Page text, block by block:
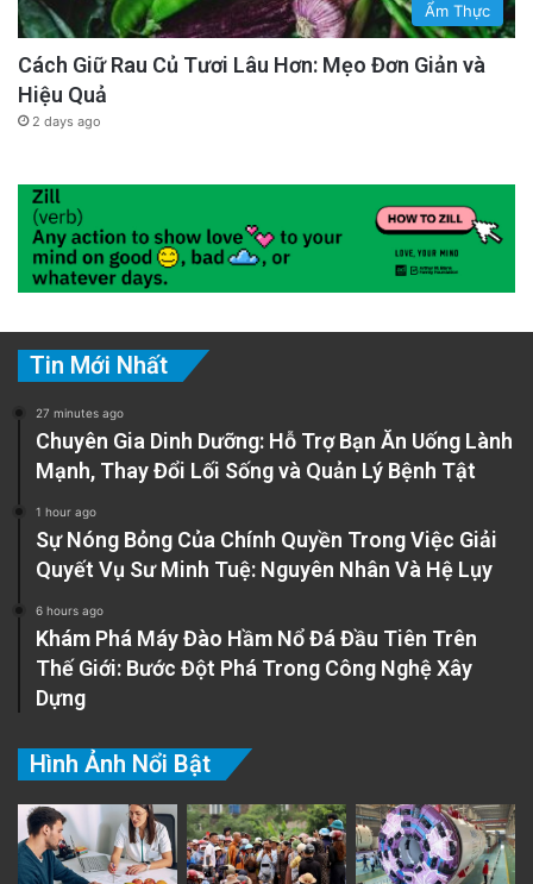
Ẩm Thực
Cách Giữ Rau Củ Tươi Lâu Hơn: Mẹo Đơn Giản và
Hiệu Quả
2 days ago
Tin Mới Nhất
27 minutes ago
Chuyên Gia Dinh Dưỡng: Hỗ Trợ Bạn Ăn Uống Lành
Mạnh, Thay Đổi Lối Sống và Quản Lý Bệnh Tật
1 hour ago
Sự Nóng Bỏng Của Chính Quyền Trong Việc Giải
Quyết Vụ Sư Minh Tuệ: Nguyên Nhân Và Hệ Lụy
6 hours ago
Khám Phá Máy Đào Hầm Nổ Đá Đầu Tiên Trên
Thế Giới: Bước Đột Phá Trong Công Nghệ Xây
Dựng
Hình Ảnh Nổi Bật